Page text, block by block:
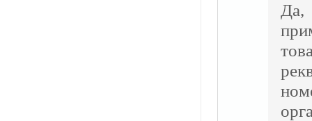
Да,